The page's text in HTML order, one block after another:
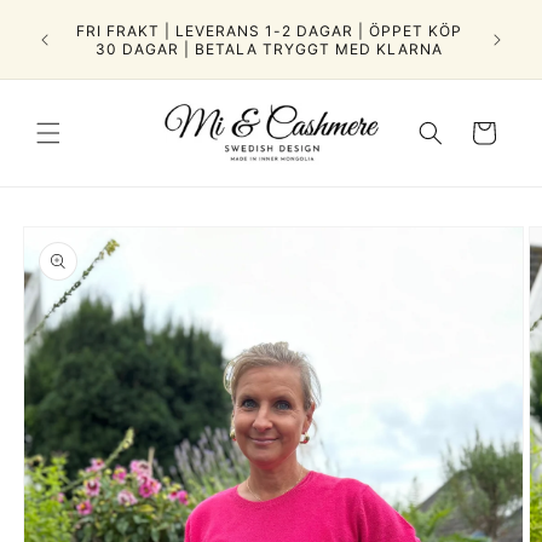
till
innehåll
FRI FRAKT | LEVERANS 1-2 DAGAR | ÖPPET KÖP
30 DAGAR | BETALA TRYGGT MED KLARNA
Varukorg
vidare till